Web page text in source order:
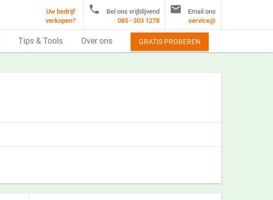
Uw bedrijf
verkopen?

Bel ons vrijblijvend
085 - 303 1278

Email ons
service@
Tips & Tools Over ons GRATIS PROBEREN